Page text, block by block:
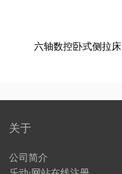
六轴数控卧式侧拉床
关于
公司简介